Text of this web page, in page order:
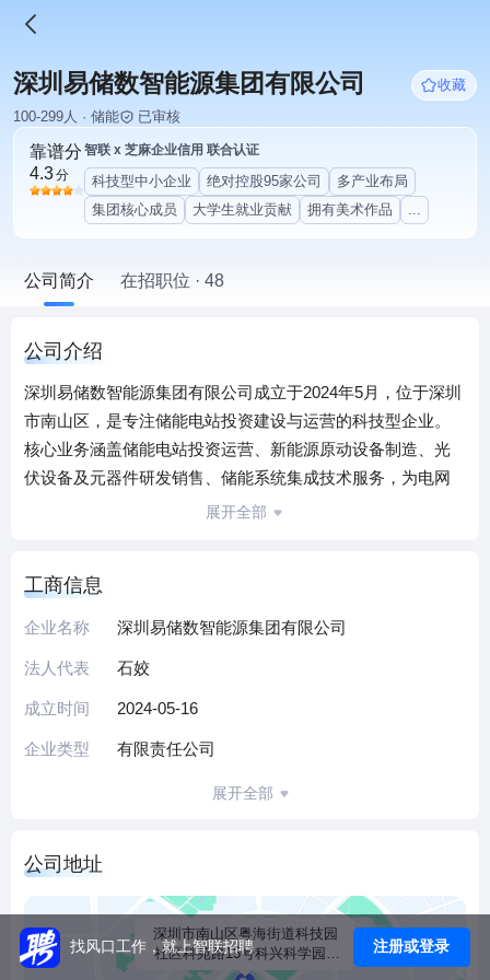
深圳易储数智能源集团有限公司
收藏
100-299人 · 储能
已审核
靠谱分
4.3分
智联 x 芝麻企业信用 联合认证
科技型中小企业 绝对控股95家公司
多产业布局
集团核心成员
大学生就业贡献 拥有美术作品 ...
公司简介 在招职位 · 48
公司介绍
深圳易储数智能源集团有限公司成立于2024年5月，位于深圳
市南山区，是专注储能电站投资建设与运营的科技型企业。
核心业务涵盖储能电站投资运营、新能源原动设备制造、光
伏设备及元器件研发销售、储能系统集成技术服务，为电网
提供调峰、调频等辅助服务，助力可再生能源消纳与电网稳
系统集成能力及自主运营经验，打造高安全长寿命储能解决
方案。2025年上半年实现营业收入9339.62万元、净利润1.71
江苏、宁夏推进独立储能电站建设；2025年末设立6家孙公
司，覆盖新能源技术研发、光伏设备制造等板块，完善下游
公司以“责任、诚信、创新、高效、共赢”为核心价值观，聚焦
电网侧储能市场，通过战略协作强化产业链布局，持续提升
展开全部
工商信息
企业名称 深圳易储数智能源集团有限公司
法人代表 石姣
成立时间 2024-05-16
企业类型 有限责任公司
展开全部
公司地址
深圳市南山区粤海街道科技园
社区科苑路15号科兴科学园A
栋A2-803
找风口工作，就上智联招聘 注册或登录